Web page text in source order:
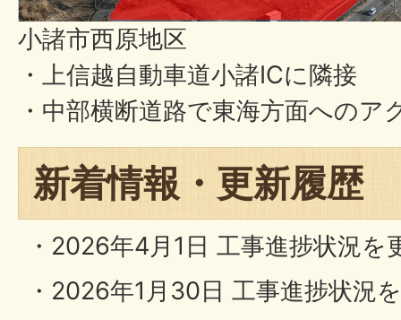
小諸市西原地区
・上信越自動車道小諸ICに隣接
・中部横断道路で東海方面へのア
新着情報・更新履歴
・2026年4月1日 工事進捗状況を
・2026年1月30日 工事進捗状況